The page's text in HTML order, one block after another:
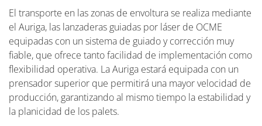
El transporte en las zonas de envoltura se realiza mediante
el Auriga, las lanzaderas guiadas por láser de OCME
equipadas con un sistema de guiado y corrección muy
fiable, que ofrece tanto facilidad de implementación como
flexibilidad operativa. La Auriga estará equipada con un
prensador superior que permitirá una mayor velocidad de
producción, garantizando al mismo tiempo la estabilidad y
la planicidad de los palets.